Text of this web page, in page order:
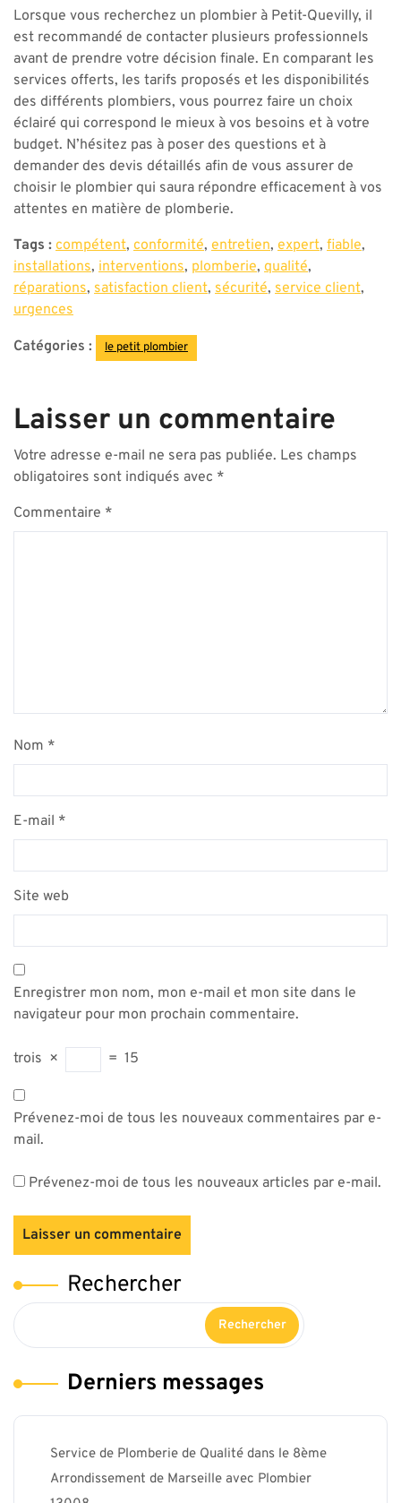
Lorsque vous recherchez un plombier à Petit-Quevilly, il
est recommandé de contacter plusieurs professionnels
avant de prendre votre décision finale. En comparant les
services offerts, les tarifs proposés et les disponibilités
des différents plombiers, vous pourrez faire un choix
éclairé qui correspond le mieux à vos besoins et à votre
budget. N’hésitez pas à poser des questions et à
demander des devis détaillés afin de vous assurer de
choisir le plombier qui saura répondre efficacement à vos
attentes en matière de plomberie.
Tags : compétent, conformité, entretien, expert, fiable,
installations, interventions, plomberie, qualité,
réparations, satisfaction client, sécurité, service client,
urgences
Catégories : le petit plombier
Laisser un commentaire
Votre adresse e-mail ne sera pas publiée. Les champs
obligatoires sont indiqués avec *
Commentaire *
Nom *
E-mail *
Site web
Enregistrer mon nom, mon e-mail et mon site dans le
navigateur pour mon prochain commentaire.
trois × = 15
Prévenez-moi de tous les nouveaux commentaires par e-
mail.
Prévenez-moi de tous les nouveaux articles par e-mail.
Rechercher
Rechercher
Derniers messages
Service de Plomberie de Qualité dans le 8ème
Arrondissement de Marseille avec Plombier